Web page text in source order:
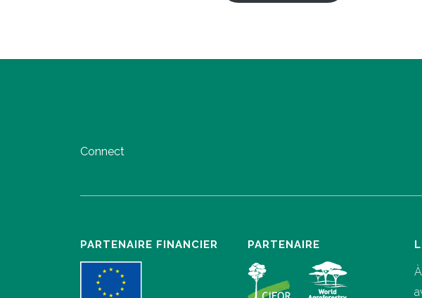
Connect
PARTENAIRE FINANCIER PARTENAIRE